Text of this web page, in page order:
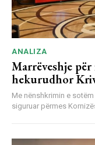
ANALIZA
Marrëveshje
hekurudhor
Me nënshkrimin e
siguruar përmes